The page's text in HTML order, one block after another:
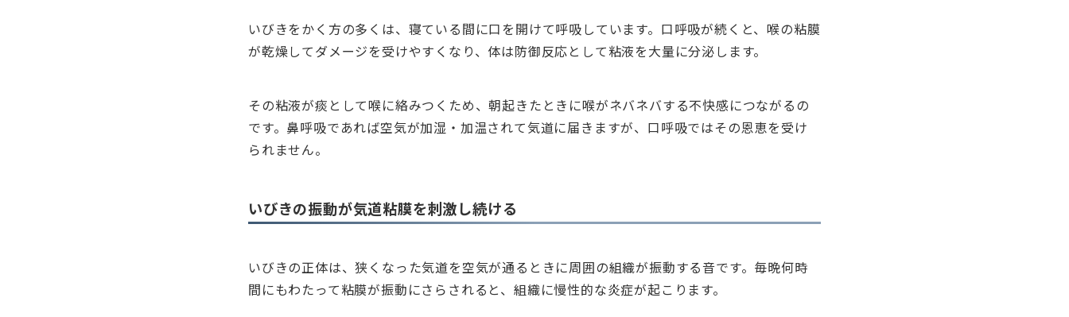
いびきをかく方の多くは、寝ている間に口を開けて呼吸しています。口呼吸が続くと、喉の粘膜
が乾燥してダメージを受けやすくなり、体は防御反応として粘液を大量に分泌します。
その粘液が痰として喉に絡みつくため、朝起きたときに喉がネバネバする不快感につながるの
です。鼻呼吸であれば空気が加湿・加温されて気道に届きますが、口呼吸ではその恩恵を受け
られません。
いびきの振動が気道粘膜を刺激し続ける
いびきの正体は、狭くなった気道を空気が通るときに周囲の組織が振動する音です。毎晩何時
間にもわたって粘膜が振動にさらされると、組織に慢性的な炎症が起こります。